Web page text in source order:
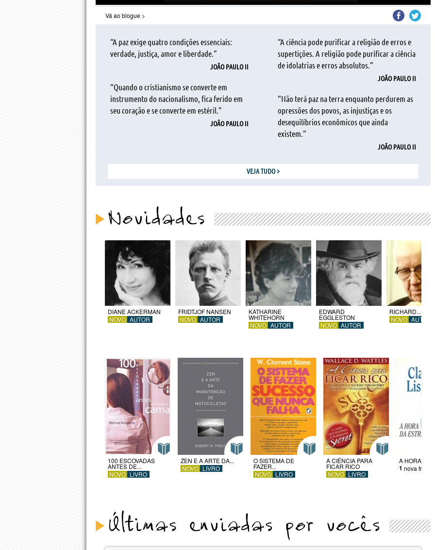
Vá ao blogue >
“A paz exige quatro condições essenciais:
verdade, justiça, amor e liberdade.”
JOÃO PAULO II
“Quando o cristianismo se converte em
instrumento do nacionalismo, fica ferido em
seu coração e se converte em estéril.”
JOÃO PAULO II
“A ciência pode purificar a religião de erros e
supertições. A religião pode purificar a ciência
de idolatrias e erros absolutos.”
JOÃO PAULO II
“Não terá paz na terra enquanto perdurem as
opressões dos povos, as injustiças e os
desequilíbrios econômicos que ainda
existem.”
JOÃO PAULO II
VEJA TUDO>
Novidades
DIANE ACKERMAN
NOVO AUTOR
FRIDTJOF NANSEN
NOVO AUTOR
KATHARINE
WHITEHORN
NOVO AUTOR
EDWARD
EGGLESTON
NOVO AUTOR
RICHARD...
NOVO AUTOR
100 ESCOVADAS
ANTES DE...
NOVO LIVRO
ZEN E A ARTE DA...
NOVO LIVRO
O SISTEMA DE
FAZER...
NOVO LIVRO
A CIÊNCIA PARA
FICAR RICO
NOVO LIVRO
A HORA DA
1 nova frase
Últimas enviadas por vocês